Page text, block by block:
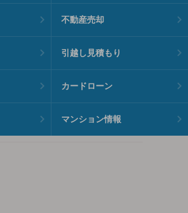
不動産売却
引越し見積もり
カードローン
マンション情報